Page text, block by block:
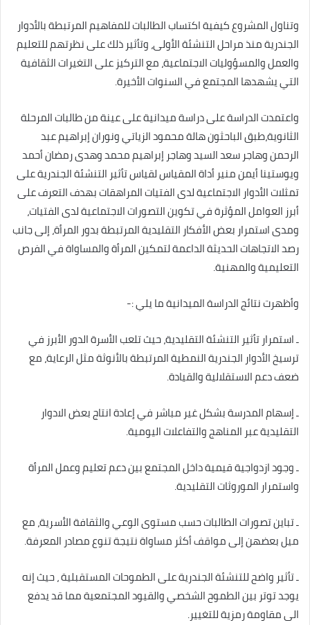
وتناول المشروع كيفية اكتساب الطالبات للمفاهيم المرتبطة بالأدوار
الجندرية منذ مراحل التنشئة الأولى، وتأثير ذلك على نظرتهم للتعليم
والعمل والمسؤوليات الاجتماعية، مع التركيز على التغيرات الثقافية
التي يشهدها المجتمع في السنوات الأخيرة.
واعتمدت الدراسة على دراسة ميدانية على عينة من طالبات المرحلة
الثانوية،طبق الباحثون هالة محمود الزياتي ونوران إبراهيم عبد
الرحمن وهاجر سعد السيد وهاجر إبراهيم محمد وهدى رمضان أحمد
ويوستينا أيمن منير أداة المقياس لقياس تأثير التنشئة الجندرية على
تمثلات الأدوار الاجتماعية لدى الفتيات المراهقات بهدف التعرف على
أبرز العوامل المؤثرة في تكوين التصورات الاجتماعية لدى الفتيات،
ومدى استمرار بعض الأفكار التقليدية المرتبطة بدور المرأة، إلى جانب
رصد الاتجاهات الحديثة الداعمة لتمكين المرأة والمساواة في الفرص
التعليمية والمهنية.
وأظهرت نتائج الدراسة الميدانية ما يلي :-
ـ استمرار تأثير التنشئة التقليدية، حيث تلعب الأسرة الدور الأبرز في
ترسيخ الأدوار الجندرية النمطية المرتبطة بالأنوثة مثل الرعاية، مع
ضعف دعم الاستقلالية والقيادة.
ـ إسهام المدرسة بشكل غير مباشر في إعادة انتاج بعض الادوار
التقليدية عبر المناهج والتفاعلات اليومية.
ـ وجود ازدواجية قيمية داخل المجتمع بين دعم تعليم وعمل المرأة
واستمرار الموروثات التقليدية.
ـ تباين تصورات الطالبات حسب مستوى الوعي والثقافة الأسرية، مع
ميل بعضهن إلى مواقف أكثر مساواة نتيجة تنوع مصادر المعرفة.
ـ تأثير واضح للتنشئة الجندرية على الطموحات المستقبلية ، حيث إنه
يوجد توتر بين الطموح الشخصي والقيود المجتمعية مما قد يدفع
الى مقاومة رمزية للتغيير.